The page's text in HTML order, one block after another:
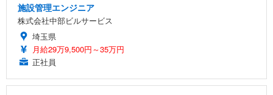
施設管理エンジニア
株式会社中部ビルサービス
埼玉県
月給29万9,500円～35万円
正社員